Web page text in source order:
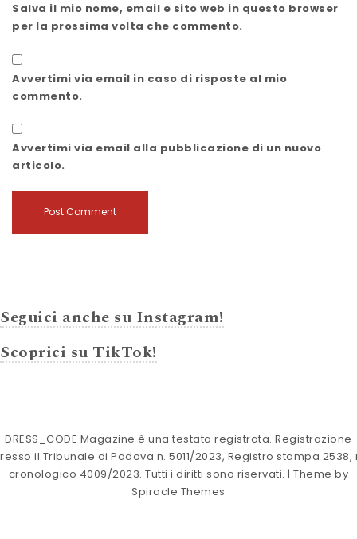
Salva il mio nome, email e sito web in questo browser
per la prossima volta che commento.
Avvertimi via email in caso di risposte al mio
commento.
Avvertimi via email alla pubblicazione di un nuovo
articolo.
Seguici anche su Instagram!
Scoprici su TikTok!
DRESS_CODE Magazine è una testata registrata. Registrazione
il Tribunale di Padova n. 5011/2023, Registro stampa 2538,
cronologico 4009/2023. Tutti i diritti sono riservati. | Theme by
Spiracle Themes